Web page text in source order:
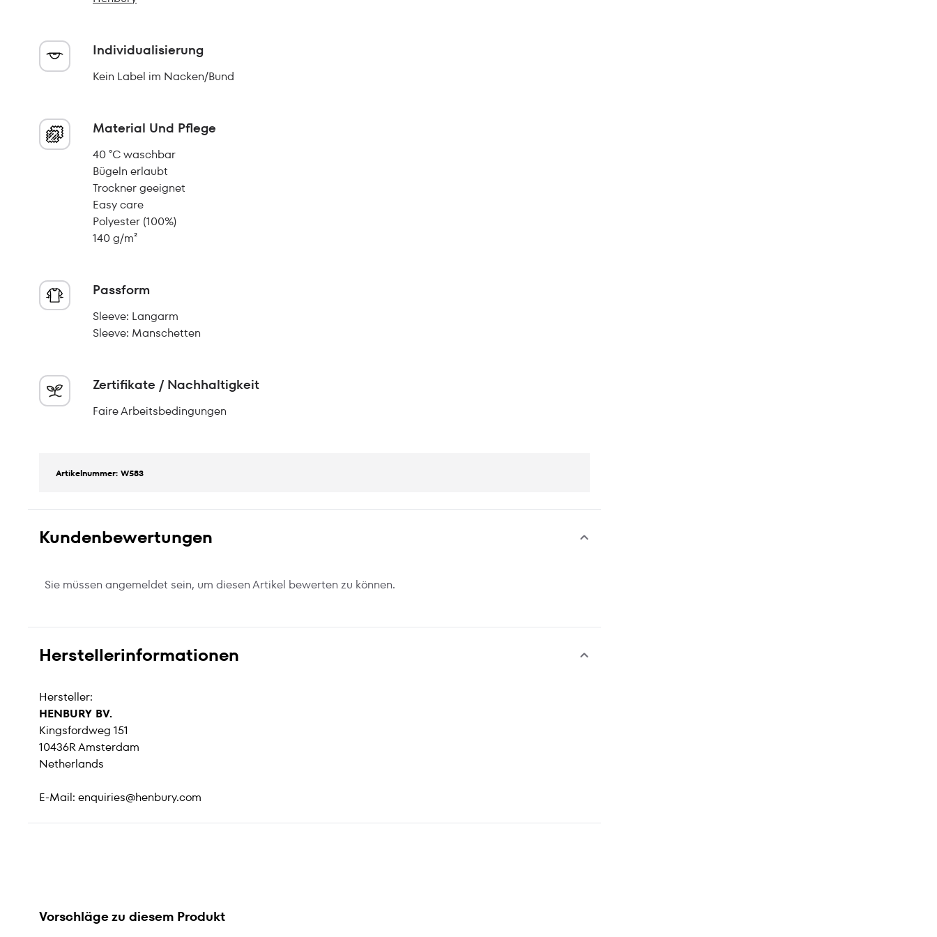
Individualisierung
Kein Label im Nacken/Bund
Material Und Pflege
40 °C waschbar
Bügeln erlaubt
Trockner geeignet
Easy care
Polyester (100%)
140 g/m²
Passform
Sleeve: Langarm
Sleeve: Manschetten
Zertifikate / Nachhaltigkeit
Faire Arbeitsbedingungen
Artikelnummer: W583
Kundenbewertungen
Sie müssen angemeldet sein, um diesen Artikel bewerten zu können.
Herstellerinformationen
Hersteller:
HENBURY BV.
Kingsfordweg 151
10436R Amsterdam
Netherlands
E-Mail: enquiries@henbury.com
Vorschläge zu diesem Produkt